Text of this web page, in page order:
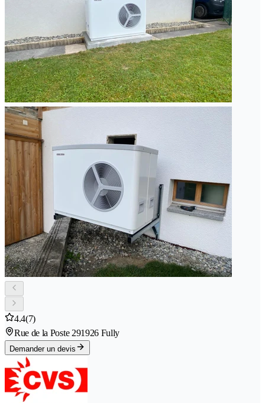
4.4(7)
Rue de la Poste 291926 Fully
Demander un devis